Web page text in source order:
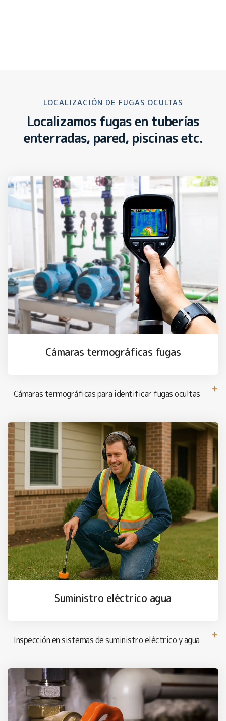
LOCALIZACIÓN DE FUGAS OCULTAS
Localizamos fugas en tuberías
enterradas, pared, piscinas etc.
Cámaras termográficas fugas
Cámaras termográficas para identificar fugas ocultas
Suministro eléctrico agua
Inspección en sistemas de suministro eléctrico y agua